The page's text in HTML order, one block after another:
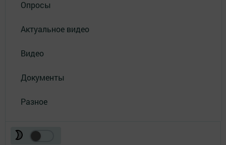
Опросы
Актуальное видео
Видео
Документы
Разное